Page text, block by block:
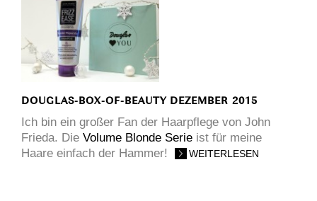
DOUGLAS-BOX-OF-BEAUTY DEZEMBER 2015
Ich bin ein großer Fan der Haarpflege von John
Frieda. Die Volume Blonde Serie ist für meine
Haare einfach der Hammer!
WEITERLESEN